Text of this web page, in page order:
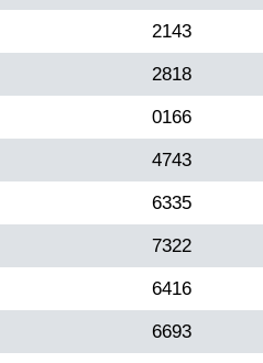
2143
2818
0166
4743
6335
7322
6416
6693